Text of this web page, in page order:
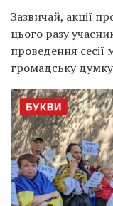
Зазвичай, акції
цього разу
проведення
громадську